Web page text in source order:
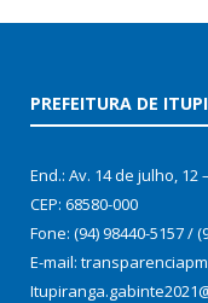
PREFEITURA DE
End.: Av. 14 de julho, 12
CEP: 68580-000
Fone: (94) 98440-5157 /
E-mail: